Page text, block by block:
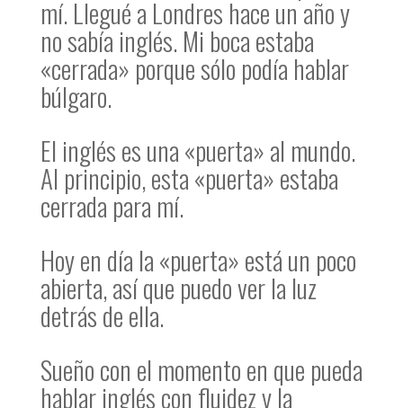
mí. Llegué a Londres hace un año y
no sabía inglés. Mi boca estaba
«cerrada» porque sólo podía hablar
búlgaro.
El inglés es una «puerta» al mundo.
Al principio, esta «puerta» estaba
cerrada para mí.
Hoy en día la «puerta» está un poco
abierta, así que puedo ver la luz
detrás de ella.
Sueño con el momento en que pueda
hablar inglés con fluidez y la